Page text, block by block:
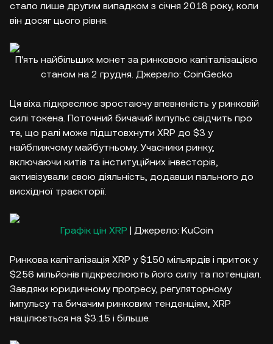
стало лише другим випадком з січня 2018 року, коли
він досяг цього рівня.
П'ять найбільших монет за ринковою капіталізацією
станом на 2 грудня. Джерело: CoinGecko
Ця віха підкреслює зростаючу впевненість у ринковій
силі токена. Поточний бичачий імпульс свідчить про
те, що ралі може підштовхнути XRP до $3 у
найближчому майбутньому. Учасники ринку,
включаючи китів та інституційних інвесторів,
активізували свою діяльність, додавши пального до
висхідної траєкторії.
Графік цін XRP | Джерело: KuCoin
Ринкова капіталізація XRP у $150 мільярдів і приток у
$256 мільйонів підкреслюють його силу та потенціал.
Завдяки юридичному прогресу, регуляторному
імпульсу та бичачим ринковим тенденціям, XRP
націлюється на $3.15 і більше.